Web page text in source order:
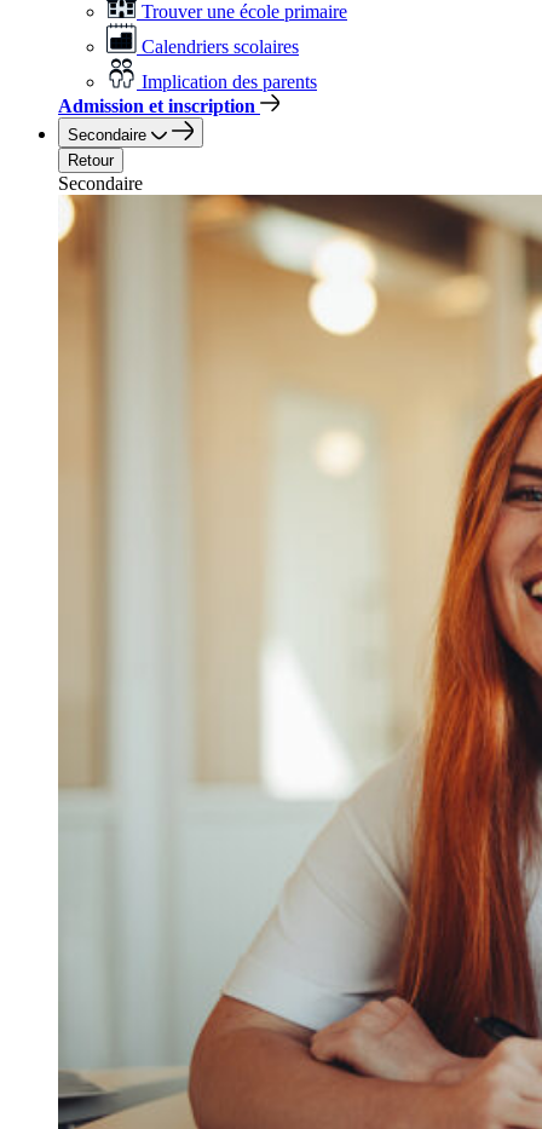
Trouver une école primaire
Calendriers scolaires
Implication des parents
Admission et inscription
Secondaire
Retour
Secondaire